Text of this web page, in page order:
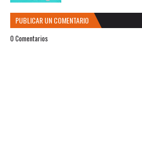
PUBLICAR UN COMENTARIO
0 Comentarios